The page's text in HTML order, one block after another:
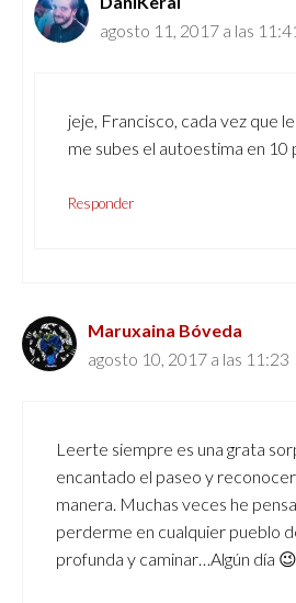
agosto 11, 2017 a las
jeje, Francisco, cada vez que
me subes el autoestima en 10
Responder
Maruxaina Bóveda
agosto 10, 2017 a las 11:23
Leerte siempre es una grata
encantado el paseo y
manera. Muchas veces he
perderme en cualquier pueblo
profunda y caminar…Algún día 😉